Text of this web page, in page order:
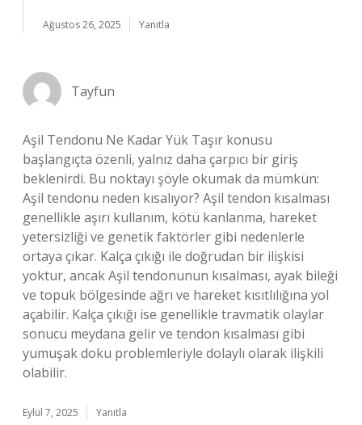
Ağustos 26, 2025 Yanıtla
Tayfun
Aşil Tendonu Ne Kadar Yük Taşır konusu
başlangıçta özenli, yalnız daha çarpıcı bir giriş
beklenirdi. Bu noktayı şöyle okumak da mümkün:
Aşil tendonu neden kısalıyor? Aşil tendon kısalması
genellikle aşırı kullanım, kötü kanlanma, hareket
yetersizliği ve genetik faktörler gibi nedenlerle
ortaya çıkar. Kalça çıkığı ile doğrudan bir ilişkisi
yoktur, ancak Aşil tendonunun kısalması, ayak bileği
ve topuk bölgesinde ağrı ve hareket kısıtlılığına yol
açabilir. Kalça çıkığı ise genellikle travmatik olaylar
sonucu meydana gelir ve tendon kısalması gibi
yumuşak doku problemleriyle dolaylı olarak ilişkili
olabilir.
Eylül 7, 2025 Yanıtla